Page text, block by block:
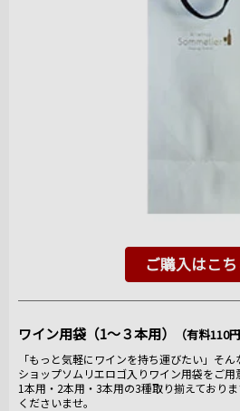
ご購入はこち
ワイン用袋（1～３本用） （有料110
「もっと気軽にワインを持ち運びたい」そ
ショップソムリエロゴ入りワイン用袋をご用
1本用・2本用・3本用の3種取り揃えており
くださいませ。